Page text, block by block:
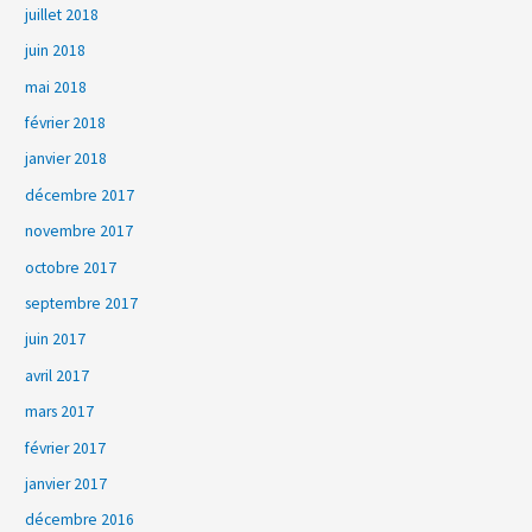
juillet 2018
juin 2018
mai 2018
février 2018
janvier 2018
décembre 2017
novembre 2017
octobre 2017
septembre 2017
juin 2017
avril 2017
mars 2017
février 2017
janvier 2017
décembre 2016